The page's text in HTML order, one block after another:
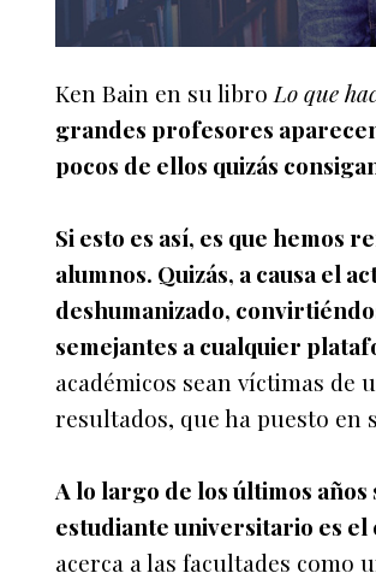
Ken Bain en su libro Lo que
grandes profesores
pocos de ellos quizás
Si esto es así, es que hemos
alumnos. Quizás, a causa el
deshumanizado,
semejantes a cualquier
académicos sean víctimas de
resultados, que ha puesto
A lo largo de los últimos
estudiante universitario es
acerca a las facultades como